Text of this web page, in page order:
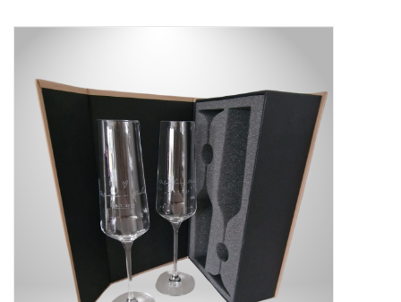
Kaffee & Tee
Bar & Wein